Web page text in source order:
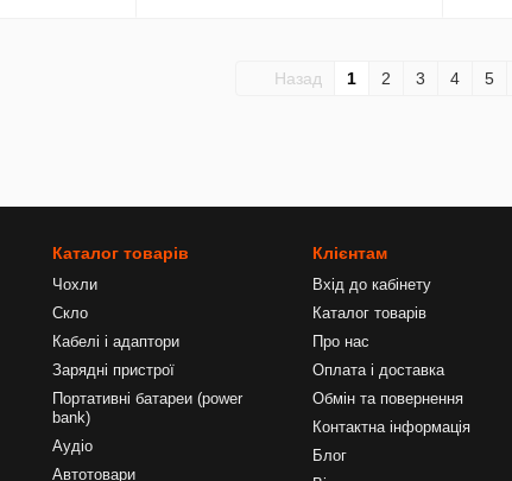
Назад 1 2 3 4 5
Каталог товарів
Чохли
Скло
Кабелі і адаптори
Зарядні пристрої
Портативні батареи (power
bank)
Аудіо
Автотовари
Клієнтам
Вхід до кабінету
Каталог товарів
Про нас
Оплата і доставка
Обмін та повернення
Контактна інформація
Блог